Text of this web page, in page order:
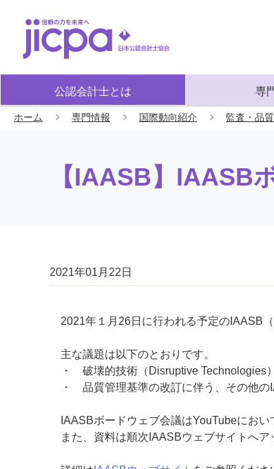
公認会計士とは 専
ホーム 専門情報 国際動向紹介 監査・品
【IAASB】IAASB
2021年01月22日
2021年１月26日に行われる予定のIAASB
主な議題は以下のとおりです。
・ 破壊的技術（Disruptive Technologies）
・ 品質管理基準の改訂に伴う、その他の
IAASBボードウェブ会議はYouTubeにおい
また、資料は順次IAASBウェブサイトへア